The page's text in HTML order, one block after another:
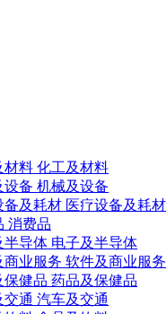
化工及材料
机械及设备
医疗设备及耗材
消费品
电子及半导体
软件及商业服务
药品及保健品
汽车及交通